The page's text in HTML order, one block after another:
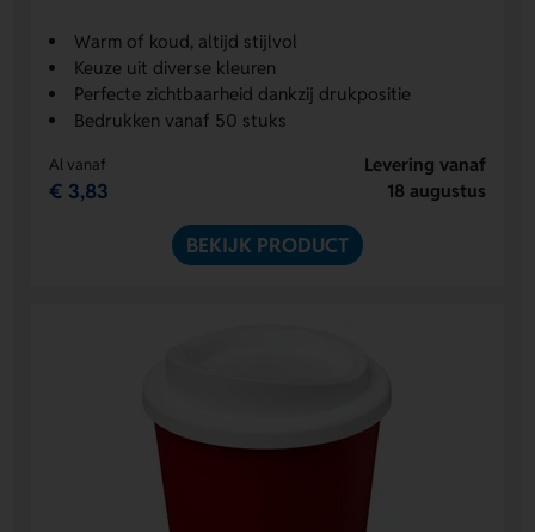
Warm of koud, altijd stijlvol
Keuze uit diverse kleuren
Perfecte zichtbaarheid dankzij drukpositie
Bedrukken vanaf 50 stuks
Al vanaf
€ 3,83
Levering vanaf
18 augustus
BEKIJK PRODUCT